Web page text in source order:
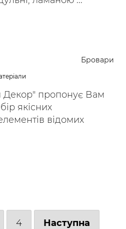
Бровари
Декор" пропонує Вам
якісних
відомих
4 Наступна